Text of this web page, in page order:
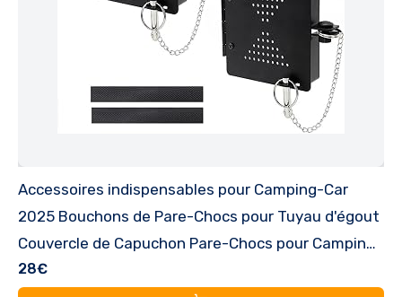
Accessoires indispensables pour Camping-Car
2025 Bouchons de Pare-Chocs pour Tuyau d'égout
Couvercle de Capuchon Pare-Chocs pour Camping-
Car Adaptateur d'égout Camcos Rhino Pro
28€